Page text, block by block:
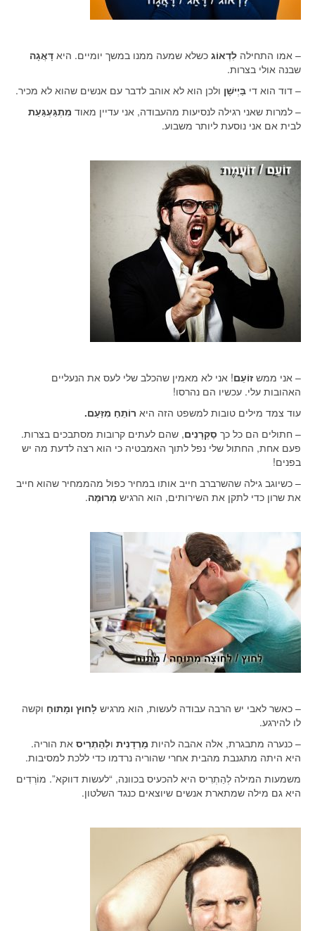
– אמו התחילה לִדְאוֹג כשלא שמעה ממנו במשך יומיים. היא דָּאֲגָה
שבנה אולי בצרות.
– דוד הוא די בַּיְישָׁן ולכן הוא לא אוהב לדבר עם אנשים שהוא לא מכיר.
– למרות שאני רגילה לנסיעות מהעבודה, אני עדיין מאוד מִתְגַּעְגַּעַת
לבית אם אני נוסעת ליותר משבוע.
– אני ממש זוֹעֵם! אני לא מאמין שהכלב שלי לעס את הנעליים
האהובות עלי. עכשיו הם נהרסו!
עוד צמד מילים טובות למשפט הזה היא רוֹתֵחַ מִזַּעַם.
– חתולים הם כל כך סַקְרָנִים, שהם לעתים קרובות מסתבכים בצרות.
פעם אחת, החתול שלי נפל לתוך האמבטיה כי הוא רצה לדעת מה יש
בפנים!
– כשיוגב גילה שהשרברב חייב אותו במחיר כפול מהממחיר שהוא חייב
את שרון כדי לתקן את השירותים, הוא הרגיש מְרוּמֶּה.
– כאשר לאבי יש הרבה עבודה לעשות, הוא מרגיש לָחוּץ ומָתוּחַ וקשה
לו להירגע.
– כנערה מתבגרת, אלה אהבה להיות מַרְדָנִית ולְהַתְרִיס את הוריה.
היא היתה מתגנבת מהבית אחרי שהוריה נרדמו כדי ללכת למסיבות.
משמעות המילה לְהַתְרִיס היא להכעיס בכוונה, “לעשות דווקא”. מוֹרְדִים
היא גם מילה שמתארת אנשים שיוצאים כנגד השלטון.